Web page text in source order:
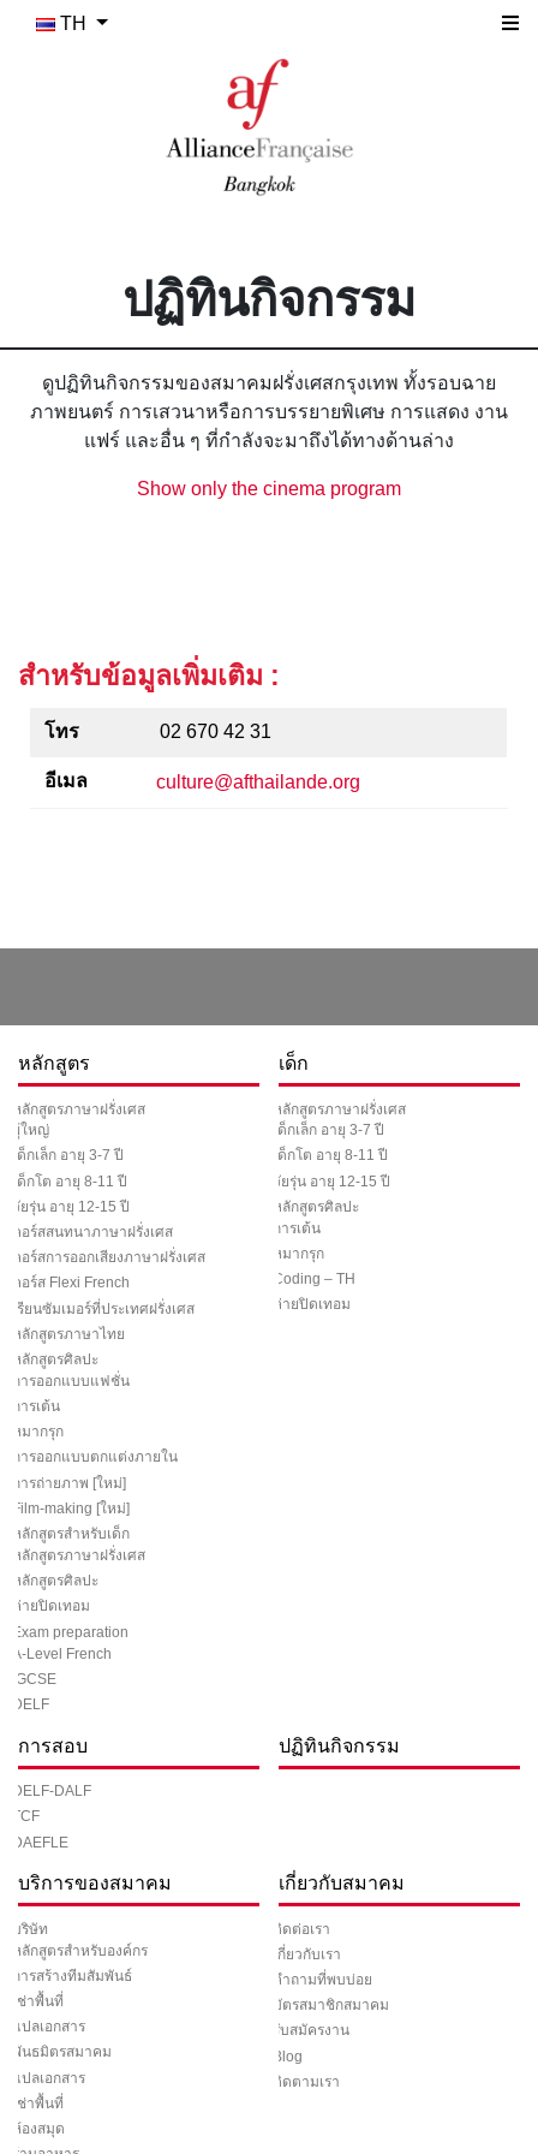
TH
ปฏิทินกิจกรรม
ดูปฏิทินกิจกรรมของสมาคมฝรั่งเศสกรุงเทพ ทั้งรอบฉาย
ภาพยนตร์ การเสวนาหรือการบรรยายพิเศษ การแสดง งาน
แฟร์ และอื่น ๆ ที่กำลังจะมาถึงได้ทางด้านล่าง
Show only the cinema program
สำหรับข้อมูลเพิ่มเติม :
โทร 02 670 42 31
อีเมล culture@afthailande.org
หลักสูตร
หลักสูตรภาษาฝรั่งเศส
ผู้ใหญ่
เด็กเล็ก อายุ 3-7 ปี
เด็กโต อายุ 8-11 ปี
วัยรุ่น อายุ 12-15 ปี
คอร์สสนทนาภาษาฝรั่งเศส
คอร์สการออกเสียงภาษาฝรั่งเศส
คอร์ส Flexi French
เรียนซัมเมอร์ที่ประเทศฝรั่งเศส
หลักสูตรภาษาไทย
หลักสูตรศิลปะ
การออกแบบแฟชั่น
การเต้น
หมากรุก
การออกแบบตกแต่งภายใน
การถ่ายภาพ [ใหม่]
Film-making [ใหม่]
หลักสูตรสำหรับเด็ก
หลักสูตรภาษาฝรั่งเศส
หลักสูตรศิลปะ
ค่ายปิดเทอม
Exam preparation
A-Level French
IGCSE
DELF
เด็ก
หลักสูตรภาษาฝรั่งเศส
เด็กเล็ก อายุ 3-7 ปี
เด็กโต อายุ 8-11 ปี
วัยรุ่น อายุ 12-15 ปี
หลักสูตรศิลปะ
การเต้น
หมากรุก
Coding – TH
ค่ายปิดเทอม
การสอบ
DELF-DALF
TCF
DAEFLE
ปฏิทินกิจกรรม
บริการของสมาคม
บริษัท
หลักสูตรสำหรับองค์กร
การสร้างทีมสัมพันธ์
เช่าพื้นที่
แปลเอกสาร
พันธมิตรสมาคม
แปลเอกสาร
เช่าพื้นที่
ห้องสมุด
เกี่ยวกับสมาคม
ติดต่อเรา
เกี่ยวกับเรา
คำถามที่พบบ่อย
บัตรสมาชิกสมาคม
รับสมัครงาน
Blog
ติดตามเรา